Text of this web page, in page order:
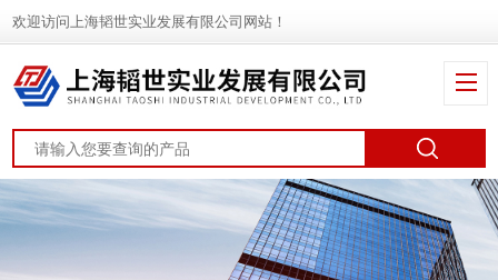
欢迎访问上海韬世实业发展有限公司网站！